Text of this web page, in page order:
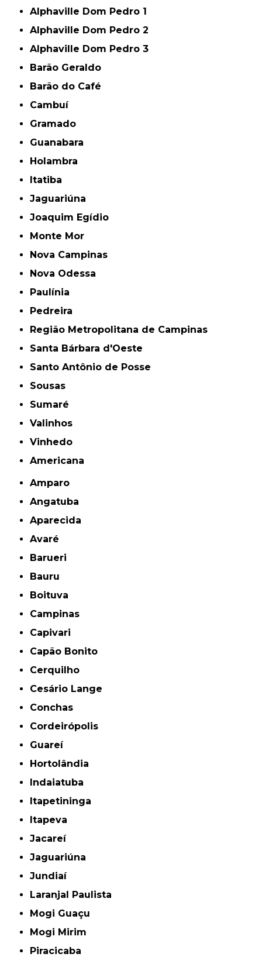
Alphaville Dom Pedro 1
Alphaville Dom Pedro 2
Alphaville Dom Pedro 3
Barão Geraldo
Barão do Café
Cambuí
Gramado
Guanabara
Holambra
Itatiba
Jaguariúna
Joaquim Egídio
Monte Mor
Nova Campinas
Nova Odessa
Paulínia
Pedreira
Região Metropolitana de Campinas
Santa Bárbara d'Oeste
Santo Antônio de Posse
Sousas
Sumaré
Valinhos
Vinhedo
americana
Amparo
Angatuba
Aparecida
Avaré
Barueri
Bauru
Boituva
Campinas
Capivari
Capão Bonito
Cerquilho
Cesário Lange
Conchas
Cordeirópolis
Guareí
Hortolândia
Indaiatuba
Itapetininga
Itapeva
Jacareí
Jaguariúna
Jundiaí
Laranjal Paulista
Mogi Guaçu
Mogi Mirim
Piracicaba